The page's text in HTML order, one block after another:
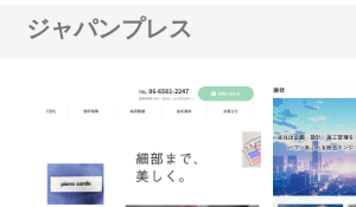
ジャパンプレス